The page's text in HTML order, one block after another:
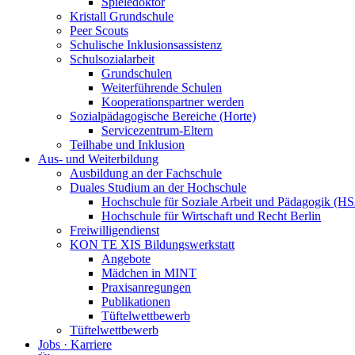
Kristall Grundschule
Peer Scouts
Schulische Inklusionsassistenz
Schulsozialarbeit
Grundschulen
Weiterführende Schulen
Kooperationspartner werden
Sozialpädagogische Bereiche (Horte)
Servicezentrum-Eltern
Teilhabe und Inklusion
Aus- und Weiterbildung
Ausbildung an der Fachschule
Duales Studium an der Hochschule
Hochschule für Soziale Arbeit und Pädagogik
Hochschule für Wirtschaft und Recht Berlin
Freiwilligendienst
KON TE XIS Bildungswerkstatt
Angebote
Mädchen in MINT
Praxisanregungen
Publikationen
Tüftelwettbewerb
Tüftelwettbewerb
Jobs · Karriere